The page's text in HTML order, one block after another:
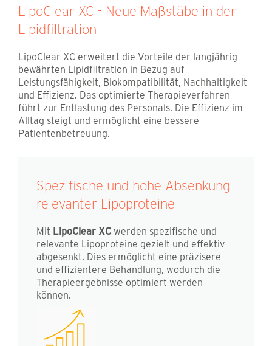
LipoClear XC - Neue Maßstäbe in der
Lipidfiltration
LipoClear XC erweitert die Vorteile der langjährig
bewährten Lipidfiltration in Bezug auf
Leistungsfähigkeit, Biokompatibilität, Nachhaltigkeit
und Effizienz. Das optimierte Therapieverfahren
führt zur Entlastung des Personals. Die Effizienz im
Alltag steigt und ermöglicht eine bessere
Patientenbetreuung.
Spezifische und hohe Absenkung
relevanter Lipoproteine
Mit LipoClear XC werden spezifische und
relevante Lipoproteine gezielt und effektiv
abgesenkt. Dies ermöglicht eine präzisere
und effizientere Behandlung, wodurch die
Therapieergebnisse optimiert werden
können.